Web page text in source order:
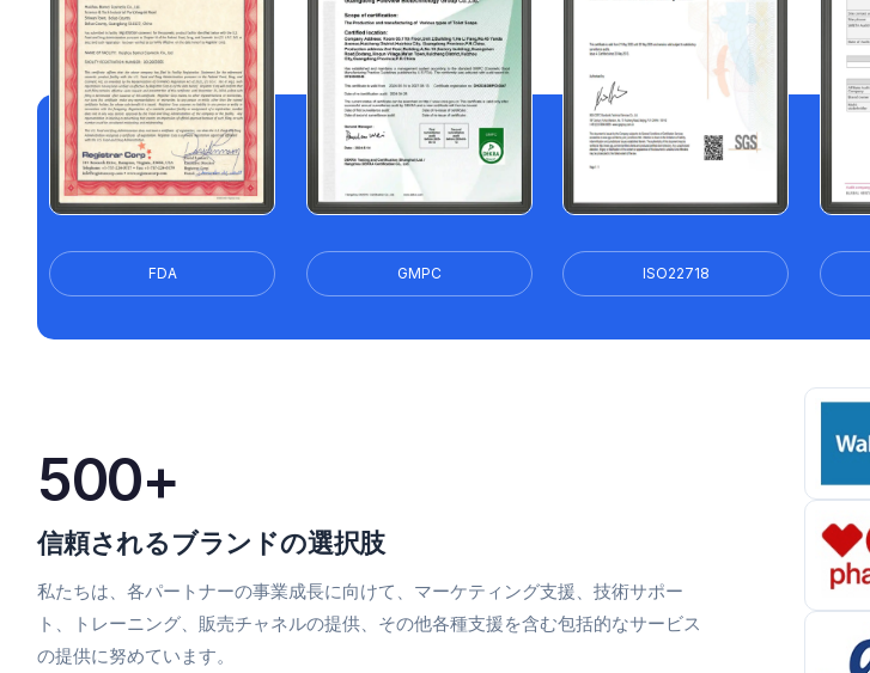
FDA GMPC ISO22718
500+
信頼されるブランドの選択肢
私たちは、各パートナーの事業成長に向けて、マーケティング支援、技術サポー
ト、トレーニング、販売チャネルの提供、その他各種支援を含む包括的なサービス
の提供に努めています。